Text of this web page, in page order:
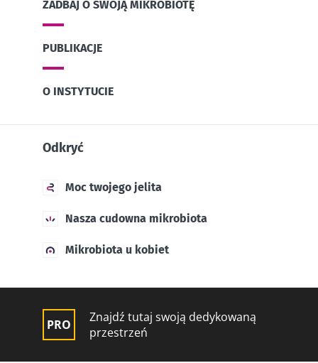
ZADBAJ O SWOJĄ MIKROBIOTĘ
PUBLIKACJE
O INSTYTUCIE
Odkryć
Moc twojego jelita
Nasza cudowna mikrobiota
Mikrobiota u kobiet
Znajdź tutaj swoją dedykowaną
przestrzeń